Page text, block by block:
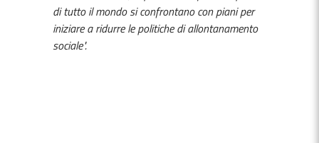
di tutto il mondo si confrontano con piani per
iniziare a ridurre le politiche di allontanamento
sociale".